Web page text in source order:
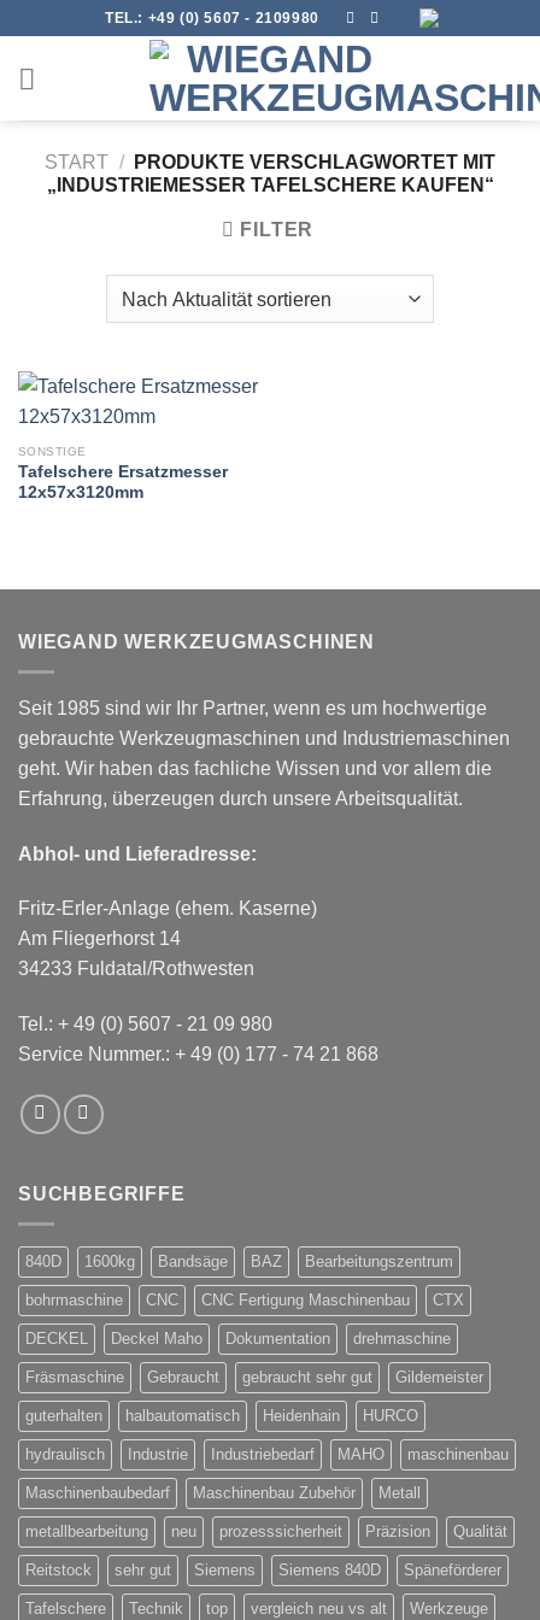
content
TEL.: +49 (0) 5607 - 2109980
START /
PRODUKTE VERSCHLAGWORTET MIT
„INDUSTRIEMESSER TAFELSCHERE KAUFEN“
FILTER
SONSTIGE
Tafelschere Ersatzmesser
12x57x3120mm
WIEGAND WERKZEUGMASCHINEN
Seit 1985 sind wir Ihr Partner, wenn es um hochwertige
gebrauchte Werkzeugmaschinen und Industriemaschinen
geht. Wir haben das fachliche Wissen und vor allem die
Erfahrung, überzeugen durch unsere Arbeitsqualität.
Abhol- und Lieferadresse:
Fritz-Erler-Anlage (ehem. Kaserne)
Am Fliegerhorst 14
34233 Fuldatal/Rothwesten
Tel.: + 49 (0) 5607 - 21 09 980
Service Nummer.: + 49 (0) 177 - 74 21 868
SUCHBEGRIFFE
840D 1600kg Bandsäge BAZ Bearbeitungszentrum
bohrmaschine CNC CNC Fertigung Maschinenbau CTX
DECKEL Deckel Maho Dokumentation drehmaschine
Fräsmaschine Gebraucht gebraucht sehr gut Gildemeister
guterhalten halbautomatisch Heidenhain HURCO
hydraulisch Industrie Industriebedarf MAHO maschinenbau
Maschinenbaubedarf Maschinenbau Zubehör Metall
metallbearbeitung neu prozesssicherheit Präzision Qualität
Reitstock sehr gut Siemens Siemens 840D Späneförderer
Tafelschere Technik top vergleich neu vs alt Werkzeuge